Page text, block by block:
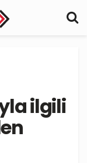
ilgili